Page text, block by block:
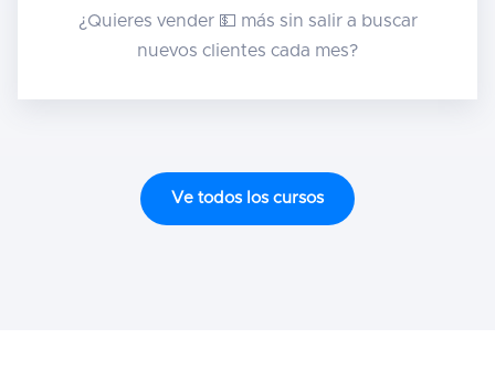
¿Quieres vender 💵 más sin salir a buscar
nuevos clientes cada mes?
Ve todos los cursos